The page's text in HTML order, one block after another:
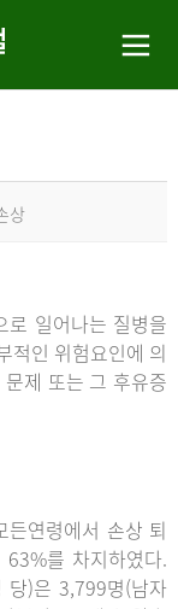
상
로 일어나는 질병을
적인 위험요인에 의
제 또는 그 후유증
연령에서 손상 퇴
를 차지하였다.
당)은 3,799명(남자